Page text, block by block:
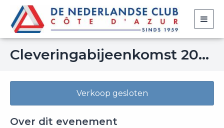
Cleveringabijeenkomst 2025
Verkoop gesloten
Over dit evenement